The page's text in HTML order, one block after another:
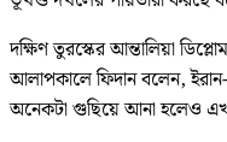
দক্ষিণ তুরস্কের আন্তালিয়া
আলাপকালে ফিদান বলেন, ইরান-
অনেকটা গুছিয়ে আনা হলেও